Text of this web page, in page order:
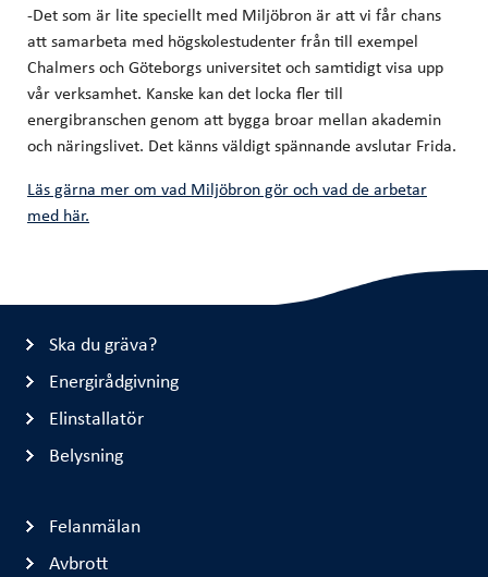
-Det som är lite speciellt med Miljöbron är att vi får chans
att samarbeta med högskolestudenter från till exempel
Chalmers och Göteborgs universitet och samtidigt visa upp
vår verksamhet. Kanske kan det locka fler till
energibranschen genom att bygga broar mellan akademin
och näringslivet. Det känns väldigt spännande avslutar Frida.
Läs gärna mer om vad Miljöbron gör och vad de arbetar
med här.
Ska du gräva?
Energirådgivning
Elinstallatör
Belysning
Felanmälan
Avbrott